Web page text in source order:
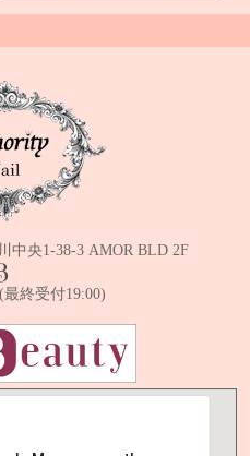
中央1-38-3 AMOR BLD 2F
最終受付19:00)